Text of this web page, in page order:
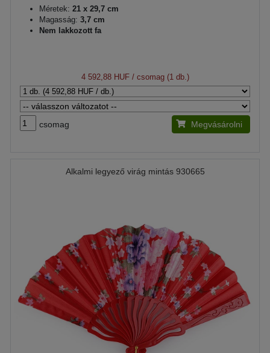
Méretek: 21 x 29,7 cm
Magasság: 3,7 cm
Nem lakkozott fa
4 592,88 HUF/ csomag (1 db.)
csomag Megvásárolni
Alkalmi legyező virág mintás 930665